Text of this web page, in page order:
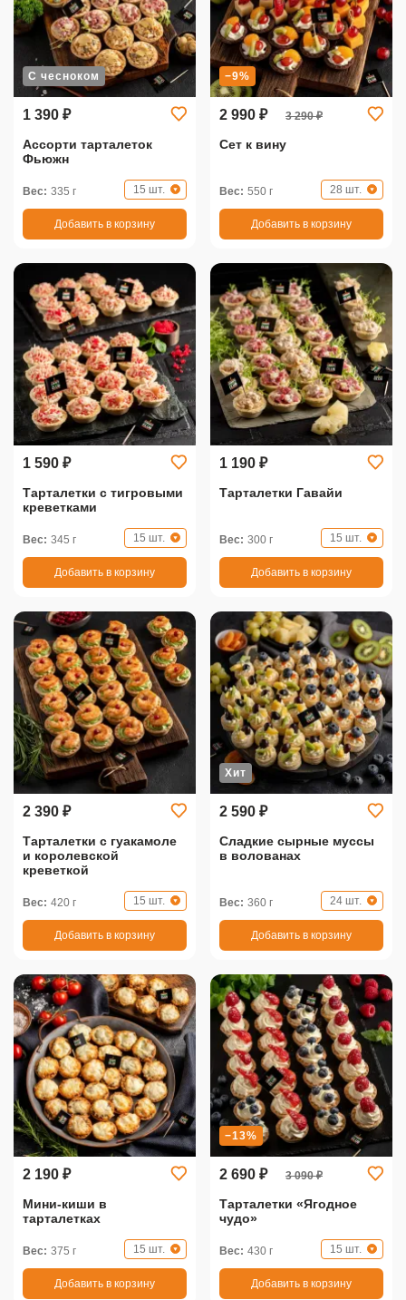
С чесноком
1 390 ₽
Ассорти тарталеток
Фьюжн
Вес: 335 г 15 шт.
Добавить в корзину
−9%
2 990 ₽ 3 290 ₽
Сет к вину
Вес: 550 г 28 шт.
Добавить в корзину
1 590 ₽
Тарталетки с тигровыми
креветками
Вес: 345 г 15 шт.
Добавить в корзину
1 190 ₽
Тарталетки Гавайи
Вес: 300 г 15 шт.
Добавить в корзину
2 390 ₽
Тарталетки с гуакамоле
и королевской
креветкой
Вес: 420 г 15 шт.
Добавить в корзину
Хит
2 590 ₽
Сладкие сырные муссы
в волованах
Вес: 360 г 24 шт.
Добавить в корзину
2 190 ₽
Мини-киши в
тарталетках
Вес: 375 г 15 шт.
Добавить в корзину
−13%
2 690 ₽ 3 090 ₽
Тарталетки «Ягодное
чудо»
Вес: 430 г 15 шт.
Добавить в корзину